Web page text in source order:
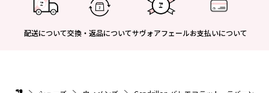
配送について交換・返品についてサヴォアフェールお支払いについて